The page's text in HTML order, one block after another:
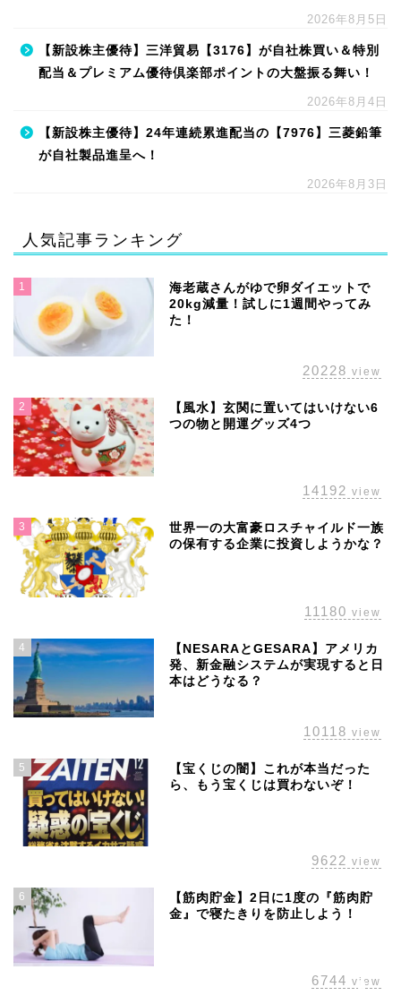
2026年8月5日
【新設株主優待】三洋貿易【3176】が自社株買い＆特別
配当＆プレミアム優待倶楽部ポイントの大盤振る舞い！
2026年8月4日
【新設株主優待】24年連続累進配当の【7976】三菱鉛筆
が自社製品進呈へ！
2026年8月3日
人気記事ランキング
1
海老蔵さんがゆで卵ダイエットで
20kg減量！試しに1週間やってみ
た！
20228 view
2
【風水】玄関に置いてはいけない6
つの物と開運グッズ4つ
14192 view
3
世界一の大富豪ロスチャイルド一族
の保有する企業に投資しようかな？
11180 view
4
【NESARAとGESARA】アメリカ
発、新金融システムが実現すると日
本はどうなる？
10118 view
5
【宝くじの闇】これが本当だった
ら、もう宝くじは買わないぞ！
9622 view
6
【筋肉貯金】2日に1度の『筋肉貯
金』で寝たきりを防止しよう！
6744 view
ホーム
配当金